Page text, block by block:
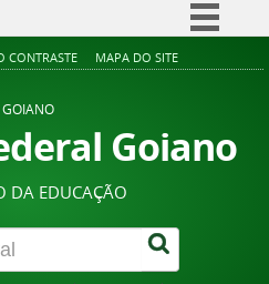
Simplifique!
Acesso à informação
Legislação
Canais
CONTRASTE MAPA DO SITE
GOIANO
Goiano
DA EDUCAÇÃO